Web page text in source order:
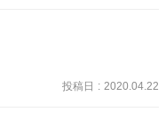
投稿日 : 2020.04.22